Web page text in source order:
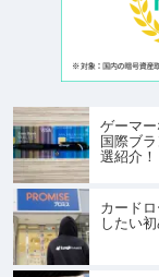
ゲーマ
国際ブ
選紹介！
カード
したい